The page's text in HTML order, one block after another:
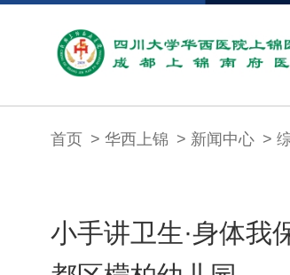
首页 华西上锦 新闻中心
小手讲卫生·身体